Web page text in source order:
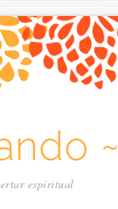
~
espiritual